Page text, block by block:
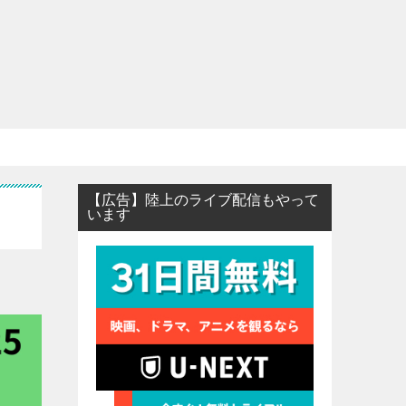
【広告】陸上のライブ配信もやって
います